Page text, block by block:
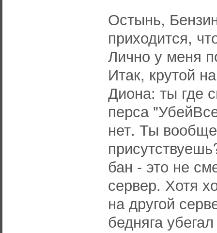
Остынь,
приходится,
Лично у меня
Итак, крутой
Диона: ты где
перса
нет. Ты
бан - это не
сервер. Хотя
на другой
бедняга